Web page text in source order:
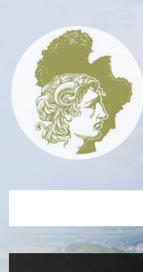
content
sidebar
sidebar
footer